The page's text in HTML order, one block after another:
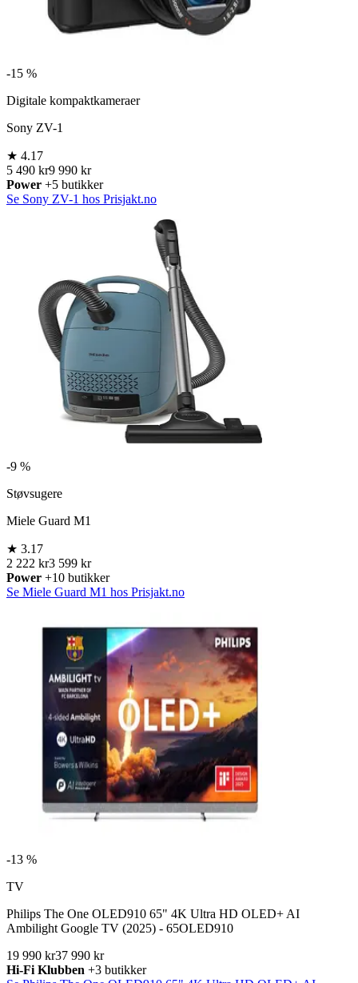
-15 %
Digitale kompaktkameraer
Sony ZV-1
★ 4.17
5 490 kr9 990 kr
Power +5 butikker
Se Sony ZV-1 hos Prisjakt.no
-9 %
Støvsugere
Miele Guard M1
★ 3.17
2 222 kr3 599 kr
Power +10 butikker
Se Miele Guard M1 hos Prisjakt.no
-13 %
TV
Philips The One OLED910 65" 4K Ultra HD OLED+ AI
Ambilight Google TV (2025) - 65OLED910
19 990 kr37 990 kr
Hi-Fi Klubben +3 butikker